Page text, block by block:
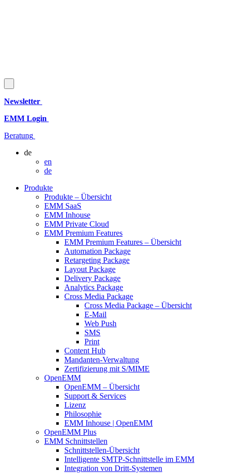
Newsletter
EMM Login
Beratung
de
en
de
Produkte
Produkte – Übersicht
EMM SaaS
EMM Inhouse
EMM Private Cloud
EMM Premium Features
EMM Premium Features – Übersicht
Automation Package
Retargeting Package
Layout Package
Delivery Package
Analytics Package
Cross Media Package
Cross Media Package – Übersicht
E-Mail
Web Push
SMS
Print
Content Hub
Mandanten-Verwaltung
Zertifizierung mit S/MIME
OpenEMM
OpenEMM – Übersicht
Support & Services
Lizenz
Philosophie
EMM Inhouse | OpenEMM
OpenEMM Plus
EMM Schnittstellen
Schnittstellen-Übersicht
Intelligente SMTP-Schnittstelle im EMM
Integration von Dritt-Systemen